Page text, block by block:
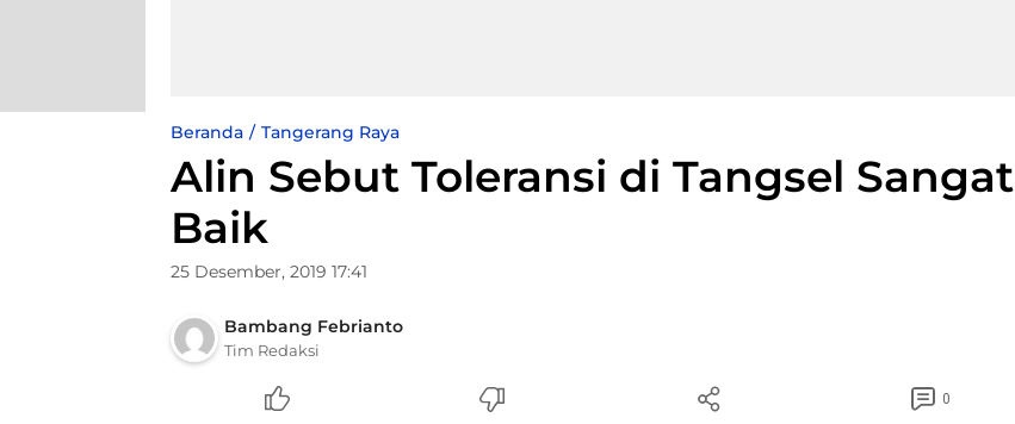
Beranda Tangerang Raya
Alin Sebut Toleransi di Tangsel Sangat
Baik
25 Desember, 2019 17:41
Bambang Febrianto
Tim Redaksi
0